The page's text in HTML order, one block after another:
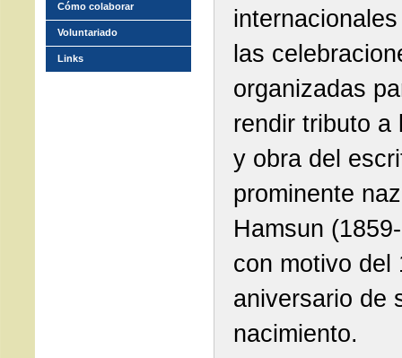
las
organizadas
rendir tributo a
y obra del
prominente
Hamsun
con motivo del
aniversario de
nacimiento.
Cómo colaborar
Voluntariado
Links